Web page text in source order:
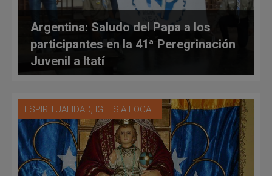
Argentina: Saludo del Papa a los
participantes en la 41ª Peregrinación
Juvenil a Itatí
ESPIRITUALIDAD, IGLESIA LOCAL